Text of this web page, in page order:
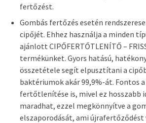
fertőzést.
Gombás fertőzés esetén
cipőjét. Ehhez használja a minden
ajánlott CIPŐFERTŐTLENÍTŐ –
termékünket. Gyors hatású,
összetétele segít elpusztítani a
baktériumok akár 99,9%-át. Fontos
fertőtlenítése is, mivel ez hosszabb
maradhat, ezzel megkönnyítve a
elszaporodását, ami újrafertőződést